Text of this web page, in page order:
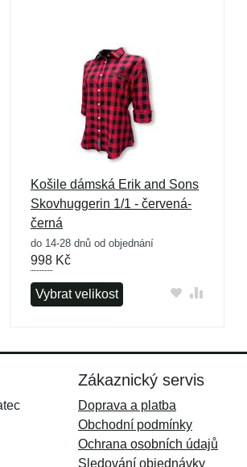
Košile dámská Erik and Sons
Skovhuggerin 1/1 - červená-
černá
do 14-28 dnů od objednání
998 Kč
Vybrat velikost
Zákaznický servis
Doprava a platba
Obchodní podmínky
Ochrana osobních údajů
Sledování objednávky